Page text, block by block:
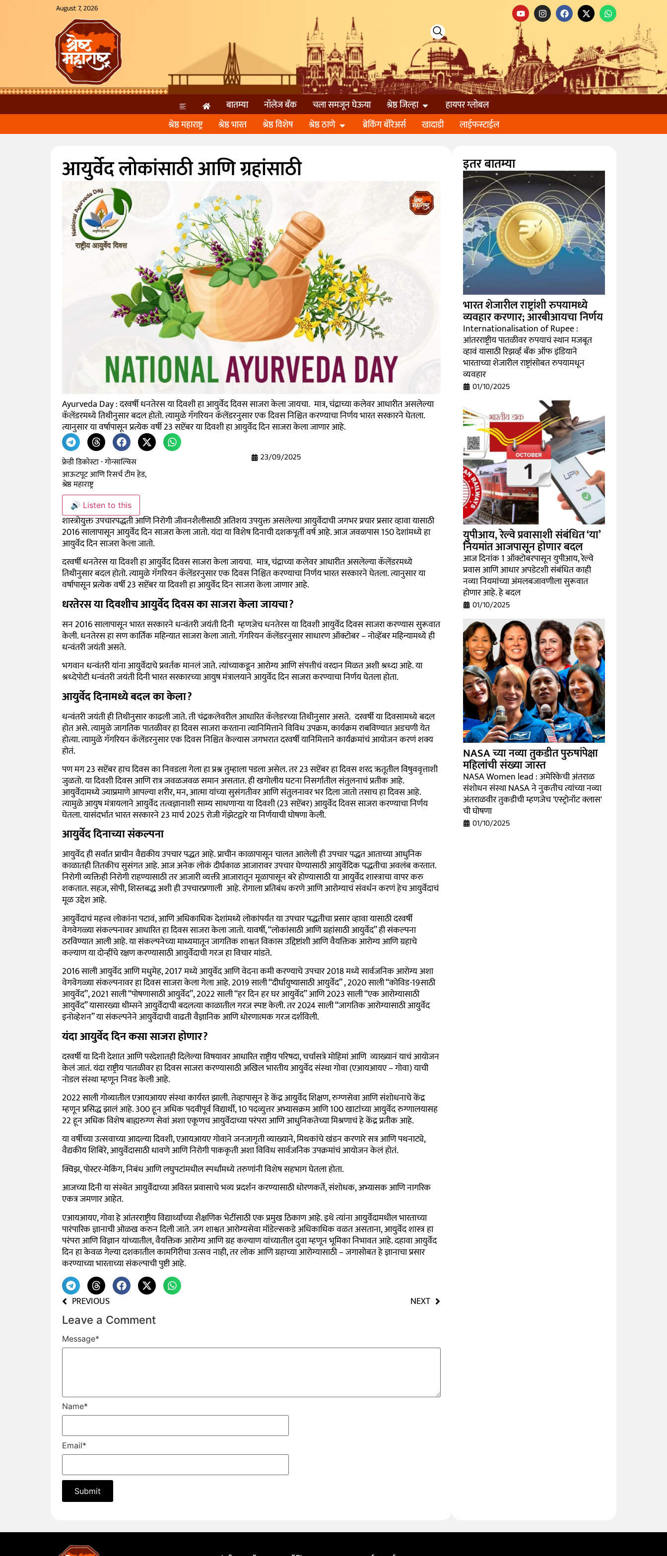
August 7, 2026
बातम्या नॉलेज बॅंक चला समजून घेऊया श्रेष्ठ जिल्हा
हायपर ग्लोबल
श्रेष्ठ महाराष्ट्र
श्रेष्ठ भारत श्रेष्ठ विशेष श्रेष्ठ ठाणे ब्रेकिंग बॅरिअर्स खादाडी लाईफस्टाईल
आयुर्वेद लोकांसाठी आणि ग्रहांसाठी
Ayurveda Day : दरवर्षी धनतेरस या दिवशी हा आयुर्वेद दिवस साजरा केला जायचा. मात्र, चंद्राच्या कलेवर आधारीत असलेल्या
कॅलेंडरमध्ये तिथीनुसार बदल होतो. त्यामुळे गॅगरियन कॅलेंडरनुसार एक दिवस निश्चित करण्याचा निर्णय भारत सरकारने घेतला.
त्यानुसार या वर्षापासून प्रत्येक वर्षी 23 सप्टेंबर या दिवशी हा आयुर्वेद दिन साजरा केला जाणार आहे.
फ्रेडी डिकोस्टा - गोन्साल्विस
आऊटपूट आणि रिसर्च टीम हेड,
श्रेष्ठ महाराष्ट्र
23/09/2025
🔊 Listen to this
शास्त्रोयुक्त उपचारपद्धती आणि निरोगी जीवनशैलीसाठी अतिशय उपयुक्त असलेल्या आयुर्वेदाची जगभर प्रचार प्रसार व्हावा यासाठी
2016 सालापासून आयुर्वेद दिन साजरा केला जातो. यंदा या विशेष दिनाची दशकपूर्ती वर्ष आहे. आज जवळपास 150 देशांमध्ये हा
आयुर्वेद दिन साजरा केला जातो.
दरवर्षी धनतेरस या दिवशी हा आयुर्वेद दिवस साजरा केला जायचा. मात्र, चंद्राच्या कलेवर आधारीत असलेल्या कॅलेंडरमध्ये
तिथीनुसार बदल होतो. त्यामुळे गॅगरियन कॅलेंडरनुसार एक दिवस निश्चित करण्याचा निर्णय भारत सरकारने घेतला. त्यानुसार या
वर्षापासून प्रत्येक वर्षी 23 सप्टेंबर या दिवशी हा आयुर्वेद दिन साजरा केला जाणार आहे.
धरतेरस या दिवशीच आयुर्वेद दिवस का साजरा केला जायचा?
सन 2016 सालापासून भारत सरकारने धन्वंतरी जयंती दिनी म्हणजेच धनतेरस या दिवशी आयुर्वेद दिवस साजरा करण्यास सुरूवात
केली. धनतेरस हा सण कार्तिक महिन्यात साजरा केला जातो. गॅगरियन कॅलेंडरनुसार साधारण ऑक्टोबर – नोव्हेंबर महिन्यामध्ये ही
धन्वंतरी जयंती असते.
भगवान धन्वंतरी यांना आयुर्वेदाचे प्रवर्तक मानलं जाते. त्यांच्याकडून आरोग्य आणि संपत्तीचं वरदान मिळत अशी श्रध्दा आहे. या
श्रध्देपोटी धन्वंतरी जयंती दिनी भारत सरकारच्या आयुष मंत्रालयाने आयुर्वेद दिन साजरा करण्याचा निर्णय घेतला होता.
आयुर्वेद दिनामध्ये बदल का केला?
धन्वंतरी जयंती ही तिथीनुसार काढली जाते. ती चंद्रकलेवरील आधारित कॅलेडरच्या तिथीनुसार असते. दरवर्षी या दिवसामध्ये बदल
होत असे. त्यामुळे जागतिक पातळीवर हा दिवस साजरा करताना त्यानिमित्ताने विविध उपक्रम, कार्यक्रम राबविण्यात अडचणी येत
होत्या. त्यामुळे गॅगरियन कॅलेंडरनुसार एक दिवस निश्चित केल्यास जगभरात दरवर्षी यानिमित्ताने कार्यक्रमांचं आयोजन करणं शक्य
होतं.
पण मग 23 सप्टेंबर हाच दिवस का निवडला गेला हा प्रश्न तुम्हाला पडला असेल. तर 23 सप्टेंबर हा दिवस शरद ऋतूतील विषुववृत्ताशी
जुळतो. या दिवशी दिवस आणि रात्र जवळजवळ समान असतात. ही खगोलीय घटना निसर्गातील संतुलनाचं प्रतीक आहे.
आयुर्वेदामध्ये ज्याप्रमाणे आपल्या शरीर, मन, आत्मा यांच्या सुसंगतीवर आणि संतुलनावर भर दिला जातो तसाच हा दिवस आहे.
त्यामुळे आयुष मंत्रायलाने आयुर्वेद तत्वज्ञानाशी साम्य साधणाऱ्या या दिवशी (23 सप्टेंबर) आयुर्वेद दिवस साजरा करण्याचा निर्णय
घेतला. यासंदर्भात भारत सरकारने 23 मार्च 2025 रोजी गॅझेटद्वारे या निर्णयाची घोषणा केली.
आयुर्वेद दिनाच्या संकल्पना
आयुर्वेद ही सर्वात प्राचीन वैद्यकीय उपचार पद्धत आहे. प्राचीन काळापासून चालत आलेली ही उपचार पद्धत आताच्या आधुनिक
काळातही तितकीच सुसंगत आहे. आज अनेक लोकं दीर्घकाळ आजारावर उपचार घेण्यासाठी आयुर्वेदिक पद्धतीचा अवलंब करतात.
निरोगी व्यक्तिही निरोगी राहण्यासाठी तर आजारी व्यक्ती आजारातून मूळापासून बरे होण्यासाठी या आयुर्वेद शास्त्राचा वापर करु
शकतात. सहज, सोपी, शिस्तबद्ध अशी ही उपचारप्रणाली आहे. रोगाला प्रतिबंध करणे आणि आरोग्याचं संवर्धन करणं हेच आयुर्वेदाचं
मूळ उद्देश आहे.
आयुर्वेदाचं महत्त्व लोकांना पटावं, आणि अधिकाधिक देशांमध्ये लोकांपर्यंत या उपचार पद्धतीचा प्रसार व्हावा यासाठी दरवर्षी
वेगवेगळ्या संकल्पनावर आधारित हा दिवस साजरा केला जातो.यावर्षी, “लोकांसाठी आणि ग्रहांसाठी आयुर्वेद” ही संकल्पना
ठरविण्यात आली आहे. या संकल्पनेच्या माध्यमातून जागतिक शाश्वत विकास उद्दिष्टांशी आणि वैयक्तिक आरोग्य आणि ग्रहाचे
कल्याण या दोन्हींचे रक्षण करण्यासाठी आयुर्वेदाची गरज हा विचार मांडते.
2016 साली आयुर्वेद आणि मधुमेह, 2017 मध्ये आयुर्वेद आणि वेदना कमी करण्याचे उपचार 2018 मध्ये सार्वजनिक आरोग्य अशा
वेगवेगळ्या संकल्पनावर हा दिवस साजरा केला गेला आहे. 2019 साली “दीर्घायुष्यासाठी आयुर्वेद” , 2020 साली “कोविड-19साठी
आयुर्वेद”, 2021 साली “पोषणासाठी आयुर्वेद”, 2022 साली “हर दिन हर घर आयुर्वेद” आणि 2023 साली “एक आरोग्यासाठी
आयुर्वेद” यासारख्या थीम्सने आयुर्वेदाची बदलत्या काळातील गरज स्पष्ट केली. तर 2024 साली “जागतिक आरोग्यासाठी आयुर्वेद
इनोव्हेशन” या संकल्पनेने आयुर्वेदाची वाढती वैज्ञानिक आणि धोरणात्मक गरज दर्शविली.
यंदा आयुर्वेद दिन कसा साजरा होणार?
दरवर्षी या दिनी देशात आणि परदेशातही दिलेल्या विषयावर आधारितराष्ट्रीय परिषदा, चर्चासत्रे मोहिमां आणि व्याख्यानं याचं आयोजन
केलं जातं. यंदा राष्ट्रीय पातळीवर हा दिवस साजरा करण्यासाठी अखिल भारतीय आयुर्वेद संस्था गोवा (एआयआयए – गोवा) याची
नोडल संस्था म्हणून निवड केली आहे.
2022 साली गोव्यातील एआयआयए संस्था कार्यरत झाली. तेव्हापासून हे केंद्र आयुर्वेद शिक्षण, रुग्णसेवा आणि संशोधनाचे केंद्र
म्हणून प्रसिद्ध झालं आहे. 300 हून अधिक पदवीपूर्व विद्यार्थी, 10 पदव्युत्तर अभ्यासक्रम आणि 100 खाटांच्या आयुर्वेद रुग्णालयासह
22 हून अधिक विशेष बाह्यरुग्ण सेवां अशा एकूणच आयुर्वेदाच्या परंपरा आणि आधुनिकतेच्या मिश्रणाचं हे केंद्र प्रतीक आहे.
या वर्षीच्या उत्सवाच्या आदल्या दिवशी, एआयआयए गोवाने जनजागृती व्याख्याने, मिथकांचे खंडन करणारे सत्र आणि पथनाट्ये,
वैद्यकीय शिबिरे, आयुर्वेदासाठी धावणे आणि निरोगी पाककृती अशा विविध सार्वजनिक उपक्रमांचं आयोजन केलं होतं.
क्विझ, पोस्टर-मेकिंग, निबंध आणि लघुपटांमधील स्पर्धांमध्ये तरुणांनी विशेष सहभाग घेतला होता.
आजच्या दिनी या संस्थेत आयुर्वेदाच्या अविरत प्रवासाचे भव्य प्रदर्शन करण्यासाठी धोरणकर्ते, संशोधक, अभ्यासक आणि नागरिक
एकत्र जमणार आहेत.
एआयआयए, गोवा हे आंतरराष्ट्रीय विद्यार्थ्यांच्या शैक्षणिक भेटींसाठी एक प्रमुख ठिकाण आहे. इथे त्यांना आयुर्वेदामधील भारताच्या
पारंपारिक ज्ञानाची ओळख करुन दिली जाते. जग शाश्वत आरोग्यसेवा मॉडेल्सकडे अधिकाधिक वळत असताना, आयुर्वेद शास्त्र हा
परंपरा आणि विज्ञान यांच्यातील, वैयक्तिक आरोग्य आणि ग्रह कल्याण यांच्यातील दुवा म्हणून भूमिका निभावत आहे. दहावा आयुर्वेद
दिन हा केवळ गेल्या दशकातील कामगिरीचा उत्सव नाही, तर लोक आणि ग्रहाच्या आरोग्यासाठी – जगासोबत हे ज्ञानाचा प्रसार
करण्याच्या भारताच्या संकल्पाची पुष्टी आहे.
PREVIOUS NEXT
Leave a Comment
Message*
Name*
Email*
इतर बातम्या
भारत शेजारील राष्ट्रांशी रुपयामध्ये
व्यवहार करणार; आरबीआयचा निर्णय
Internationalisation of Rupee :
आंतरराष्ट्रीय पातळीवर रुपयाचं स्थान मजबूत
व्हावं यासाठी रिझर्व्ह बँक ऑफ इंडियाने
भारताच्या शेजारील राष्ट्रांसोबत रुपयामधून
व्यवहार
01/10/2025
युपीआय, रेल्वे प्रवासाशी संबंधित ‘या’
नियमांत आजपासून होणार बदल
आज दिनांक 1 ऑक्टोबरपासून युपीआय, रेल्वे
प्रवास आणि आधार अपडेटशी संबंधित काही
नव्या नियमांच्या अंमलबजावणीला सुरूवात
होणार आहे. हे बदल
01/10/2025
NASA च्या नव्या तुकडीत पुरुषांपेक्षा
महिलांची संख्या जास्त
NASA Women lead : अमेरिकेची अंतराळ
संशोधन संस्था NASA ने नुकतीच त्यांच्या नव्या
अंतराळवीर तुकडीची म्हणजेच 'एस्ट्रोनॉट क्लास'
ची घोषणा
01/10/2025